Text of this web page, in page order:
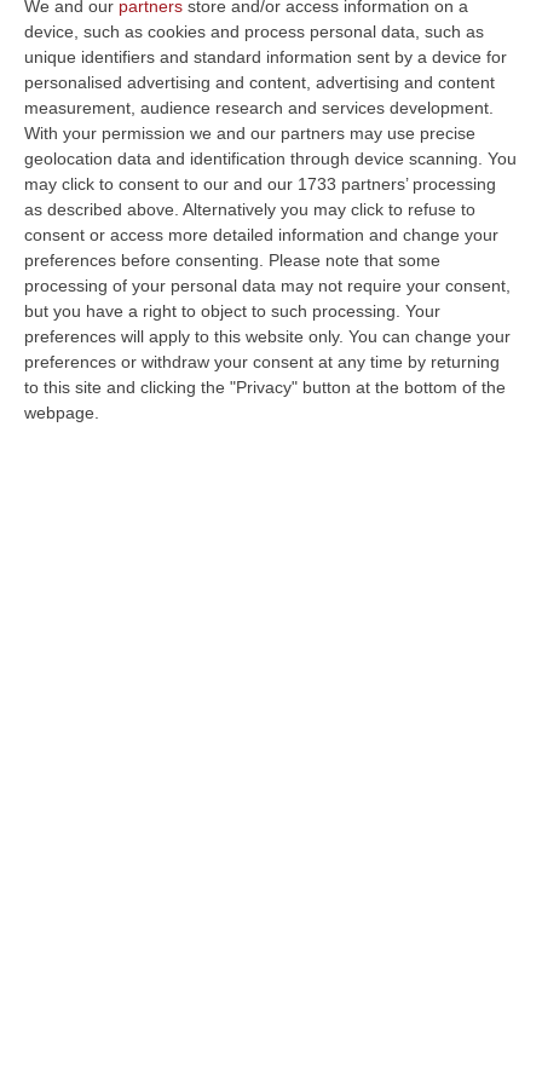
We and our partners store and/or access information on a
device, such as cookies and process personal data, such as
unique identifiers and standard information sent by a device for
personalised advertising and content, advertising and content
measurement, audience research and services development.
With your permission we and our partners may use precise
geolocation data and identification through device scanning. You
may click to consent to our and our 1733 partners’ processing
as described above. Alternatively you may click to refuse to
consent or access more detailed information and change your
preferences before consenting. Please note that some
processing of your personal data may not require your consent,
but you have a right to object to such processing. Your
preferences will apply to this website only. You can change your
preferences or withdraw your consent at any time by returning
to this site and clicking the "Privacy" button at the bottom of the
webpage.
esperti «è un'ipotesi poco percorribile»
Il presidente del Consiglio nazionale degli
ingegneri Armando Zambrano: «Ci sono
problemi irrisolvibili. Ma il ponte avrebbe
un’iconicità molto fort…
Pubblicato il: 10/08/20 – 17:59